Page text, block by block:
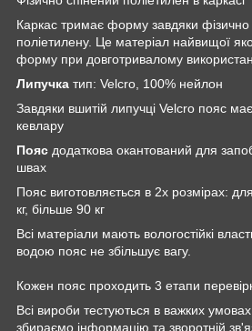
Каркас тримає форму завдяки фізично
поліетилену. Це матеріал найвищої
форму при довготривалому
Липучка тип: Velcro, 100% нейлон
Завдяки вшитій липучці Velcro пояс
кевлару
Пояс додаткова окантований для
швах
Пояс виготовляється в 2х розмірах:
кг, більше 90 кг
Всі матеріали мають вологостійкі
водою пояс не збільшує вагу.
Кожен пояс проходить 3 етапи
Всі вироби тестуються в важких
збираємо інформацію та зворотній